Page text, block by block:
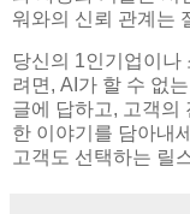
워와의 신뢰 관계는
당신의 1인기업이나
려면, AI가 할 수 없
글에 답하고, 고객의
한 이야기를 담아내
고객도 선택하는 릴